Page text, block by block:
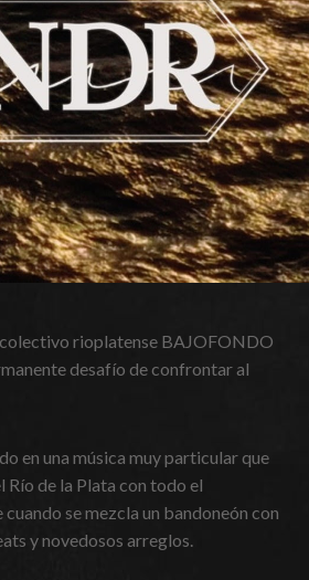
colectivo rioplatense BAJOFONDO
desafío de confrontar al
en una música muy particular que
Río de la Plata con todo el
se mezcla un bandoneón con
y novedosos arreglos.